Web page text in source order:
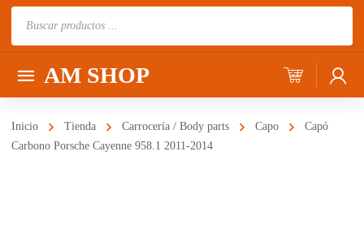
AM SHOP
Inicio Tienda Carrocería / Body parts Capo
Capó
Carbono Porsche Cayenne 958.1 2011-2014